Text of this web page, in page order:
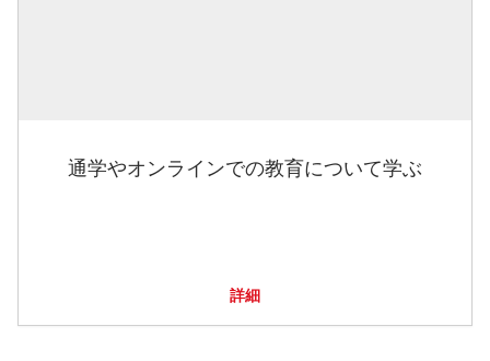
通学やオンラインでの教育について学ぶ
詳細